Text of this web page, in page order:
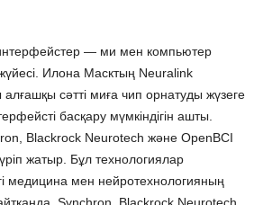
— ми мен компьютер
Илона Масктың Neuralink
сәтті миға чип орнатуды жүзеге
басқару мүмкіндігін ашты.
Blackrock Neurotech және OpenBCI
жатыр. Бұл технологиялар
медицина мен нейротехнологияның